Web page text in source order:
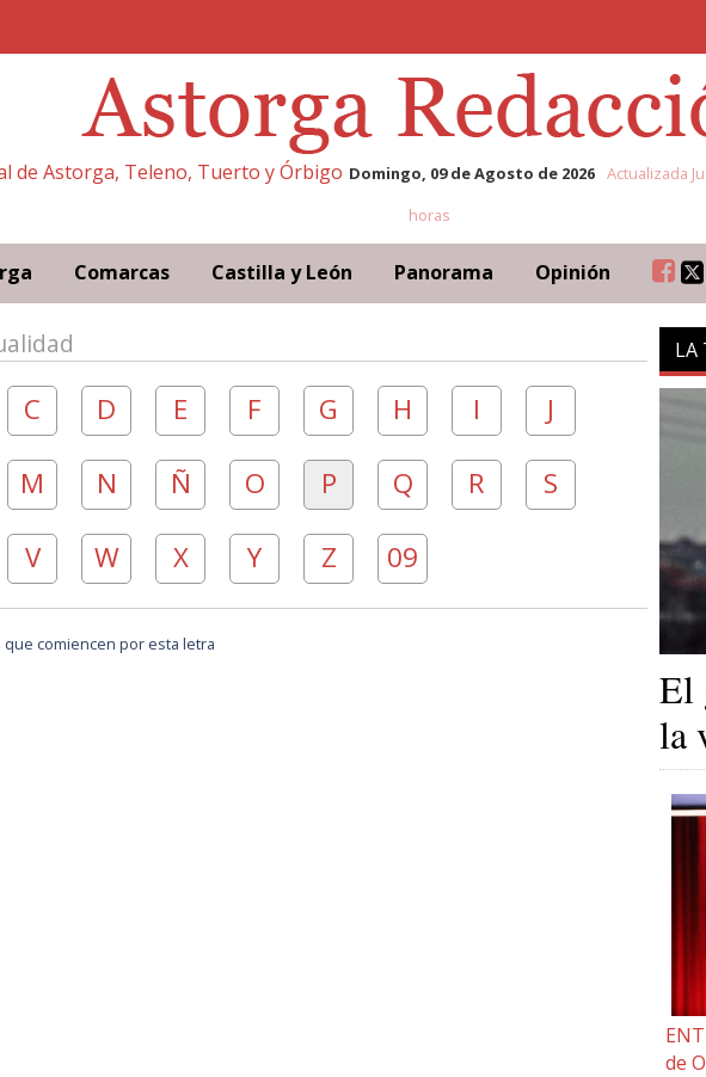
de Astorga, Teleno, Tuerto y Órbigo Domingo, 09 de Agosto de 2026 Actualizada
horas
Comarcas Castilla y León Panorama Opinión
C D E F G H I
J
M N Ñ O P Q R
S
V W X Y Z 09
que comiencen por esta letra
LA
El
la
de